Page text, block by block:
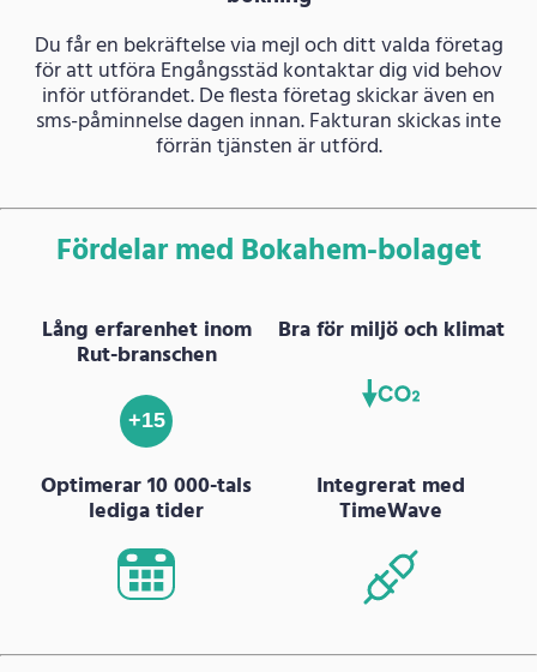
Du får en bekräftelse via mejl och ditt valda företag
för att utföra Engångsstäd kontaktar dig vid behov
inför utförandet. De flesta företag skickar även en
sms-påminnelse dagen innan. Fakturan skickas inte
förrän tjänsten är utförd.
Fördelar med Bokahem-bolaget
Lång erfarenhet inom
Rut-branschen
+15
Bra för miljö och klimat
Optimerar 10 000-tals
lediga tider
Integrerat med
TimeWave